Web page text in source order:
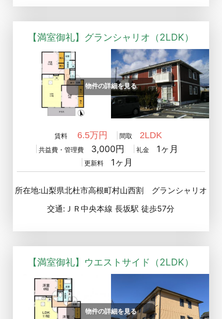
【満室御礼】グランシャリオ（2LDK）
物件の詳細を見る
賃料 6.5万円 間取 2LDK
共益費・管理費 3,000円 礼金 1ヶ月
更新料 1ヶ月
所在地:山梨県北杜市高根町村山西割 グランシャリオ
交通:ＪＲ中央本線 長坂駅 徒歩57分
【満室御礼】ウエストサイド（2LDK）
物件の詳細を見る